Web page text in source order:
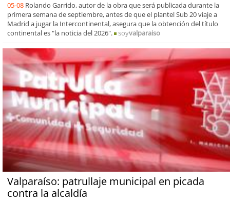
05-08 Rolando Garrido, autor de la obra que será publicada durante la
primera semana de septiembre, antes de que el plantel Sub 20 viaje a
Madrid a jugar la Intercontinental, asegura que la obtención del título
continental es "la noticia del 2026".
soyvalparaiso
Valparaíso: patrullaje municipal en picada
contra la alcaldía